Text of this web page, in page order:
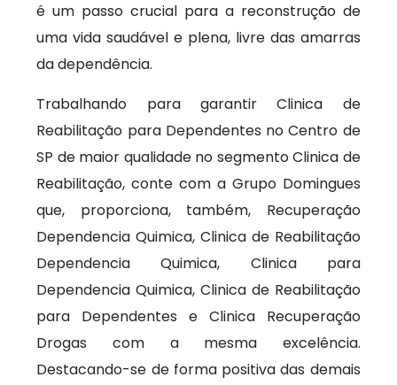
é um passo crucial para a reconstrução de
uma vida saudável e plena, livre das amarras
da dependência.
Trabalhando para garantir Clinica de
Reabilitação para Dependentes no Centro de
SP de maior qualidade no segmento Clinica de
Reabilitação, conte com a Grupo Domingues
que, proporciona, também, Recuperação
Dependencia Quimica, Clinica de Reabilitação
Dependencia Quimica, Clinica para
Dependencia Quimica, Clinica de Reabilitação
para Dependentes e Clinica Recuperação
Drogas com a mesma excelência.
Destacando-se de forma positiva das demais